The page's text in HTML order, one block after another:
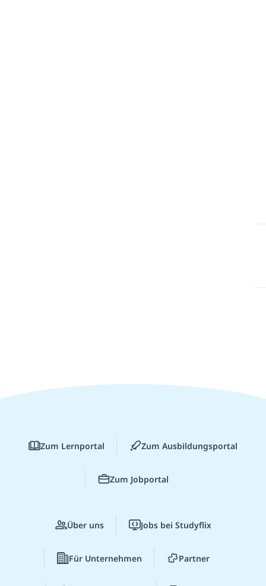
Zum Lernportal Zum Ausbildungsportal
Zum Jobportal
Über uns Jobs bei Studyflix
Für Unternehmen Partner